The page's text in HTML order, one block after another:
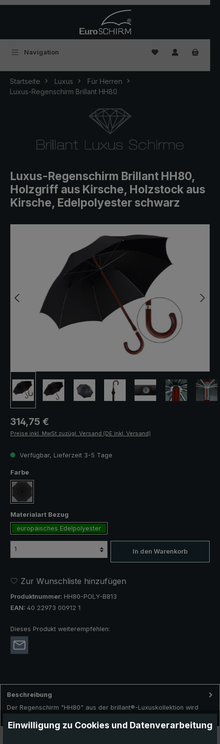
Navigation Du hast 0
Startseite Luxus
Für Herren
Luxus-Regenschirm Brillant HH80
Luxus-Regenschirm Brillant HH80,
Holzgriff aus Kirsche, Holzstock aus
Kirsche, Edelpolyester schwarz
Regulärer Preis:
314,75 €
Preise inkl. MwSt zuzügl. Versand (DE inkl. Versand)
Verfügbar, Lieferzeit 3-5 Tage
Farbeauswählen
schwarz
Materialart Bezug
europäisches Edelpolyester
In den Warenkorb
Zur Wunschliste hinzufügen
Produktnummer: HH80-POLY-B813
EAN: 40 22973 00912 1
Dieses Produkt weiterempfehlen:
Beschreibung
Der Regenschirm "HH80" aus der brillant®-Luxuskollektion wird
Einwilligung zu Cookies und Datenverarbeitung